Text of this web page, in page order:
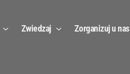
Zwiedzaj Zorganizuj u nas